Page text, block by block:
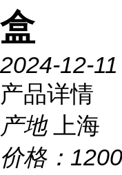
盒
2024-12-11
产品详情
产地
上海
价格： 1200